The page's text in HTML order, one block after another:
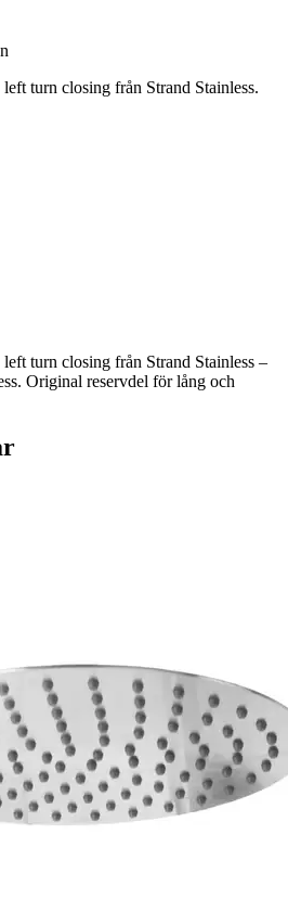
turn closing från Strand Stainless.
turn closing från Strand Stainless –
Original reservdel för lång och